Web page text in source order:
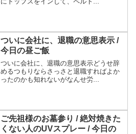
ついに会社に、退職の意思表示 /
今日の昼ご飯
ついに会社に、退職の意思表示どうせ辞
めるつもりならさっさと退職すればよか
ったのかも知れないがなんせ労...
ご先祖様のお墓参り / 絶対焼きた
くない人のUVスプレー / 今日の